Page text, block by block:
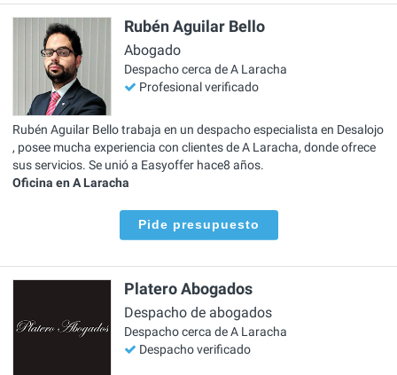
Rubén Aguilar Bello
Abogado
Despacho cerca de A Laracha
Profesional verificado
Rubén Aguilar Bello trabaja en un despacho especialista en Desalojo
, posee mucha experiencia con clientes de A Laracha, donde ofrece
sus servicios. Se unió a Easyoffer hace8 años.
Oficina en A Laracha
Pide presupuesto
Platero Abogados
Despacho de abogados
Despacho cerca de A Laracha
Despacho verificado